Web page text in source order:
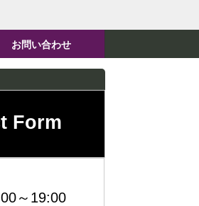
お問い合わせ
Form
～19:00